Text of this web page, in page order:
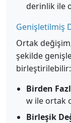
derinlik ile
Genişletilmiş
Ortak
şekilde
birleştirilebilir:
Birden
w ile ortak
Birleşik